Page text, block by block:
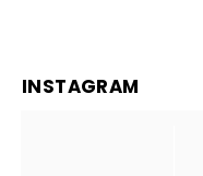
INSTAGRAM